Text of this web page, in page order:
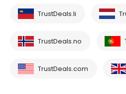
TrustDeals.li
TrustDeals.no
TrustDeals.com